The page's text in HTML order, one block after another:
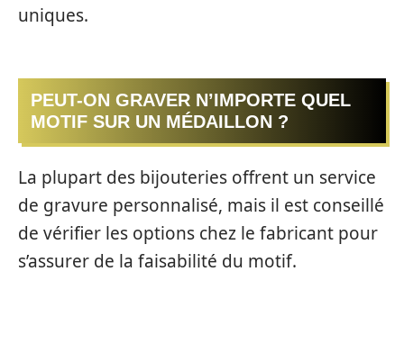
uniques.
PEUT-ON GRAVER N’IMPORTE QUEL
MOTIF SUR UN MÉDAILLON ?
La plupart des bijouteries offrent un service
de gravure personnalisé, mais il est conseillé
de vérifier les options chez le fabricant pour
s’assurer de la faisabilité du motif.